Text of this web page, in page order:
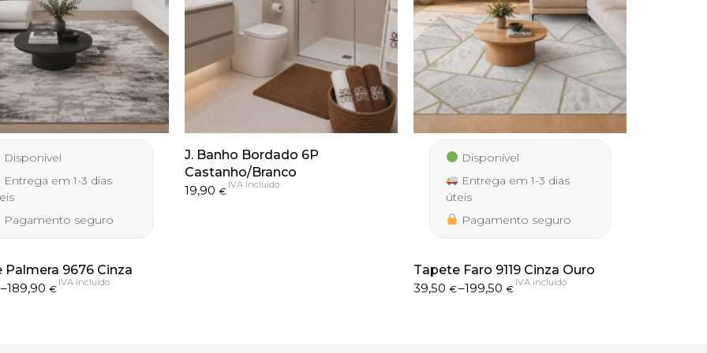
Disponível
Entrega em 1-3 dias
Pagamento seguro
Palmera 9676 Cinza
–189,90€
IVA incluído
J. Banho Bordado 6P
Castanho/Branco
19,90 €
IVA incluído
Disponível
Entrega em 1-3 dias
úteis
Pagamento seguro
Tapete Faro 9119 Cinza Ouro
39,50 €–199,50€
Price
IVA incluído